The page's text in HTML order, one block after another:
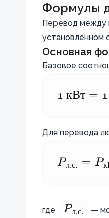
Формулы
Перевод между
установленном
Основная
Базовое
1
1,35962
\text{
л.с.}
1 кВт = 1
Для перевода
\times
Pл.с. = P
где Pл.с. —